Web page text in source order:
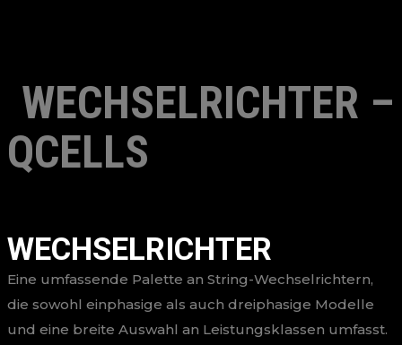
WECHSELRICHTER –
QCELLS
WECHSELRICHTER
Eine umfassende Palette an String-Wechselrichtern,
die sowohl einphasige als auch dreiphasige Modelle
und eine breite Auswahl an Leistungsklassen umfasst.